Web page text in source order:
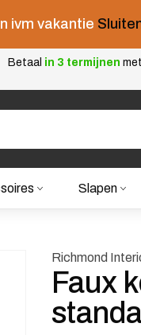
ivm vakantie
Betaal in 3 termijnen met
Slapen
Richmond
Faux